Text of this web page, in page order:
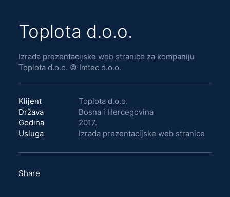
Toplota d.o.o.
Izrada prezentacijske web stranice za kompaniju
Toplota d.o.o. © Imtec d.o.o.
Klijent
Toplota d.o.o.
Država
Bosna i Hercegovina
Godina
2017.
Usluga
Izrada prezentacijske web stranice
Share